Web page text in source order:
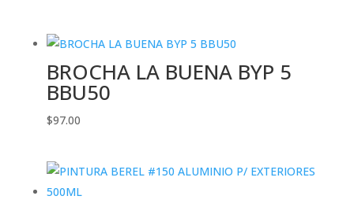
BROCHA LA BUENA BYP 5
BBU50
$97.00